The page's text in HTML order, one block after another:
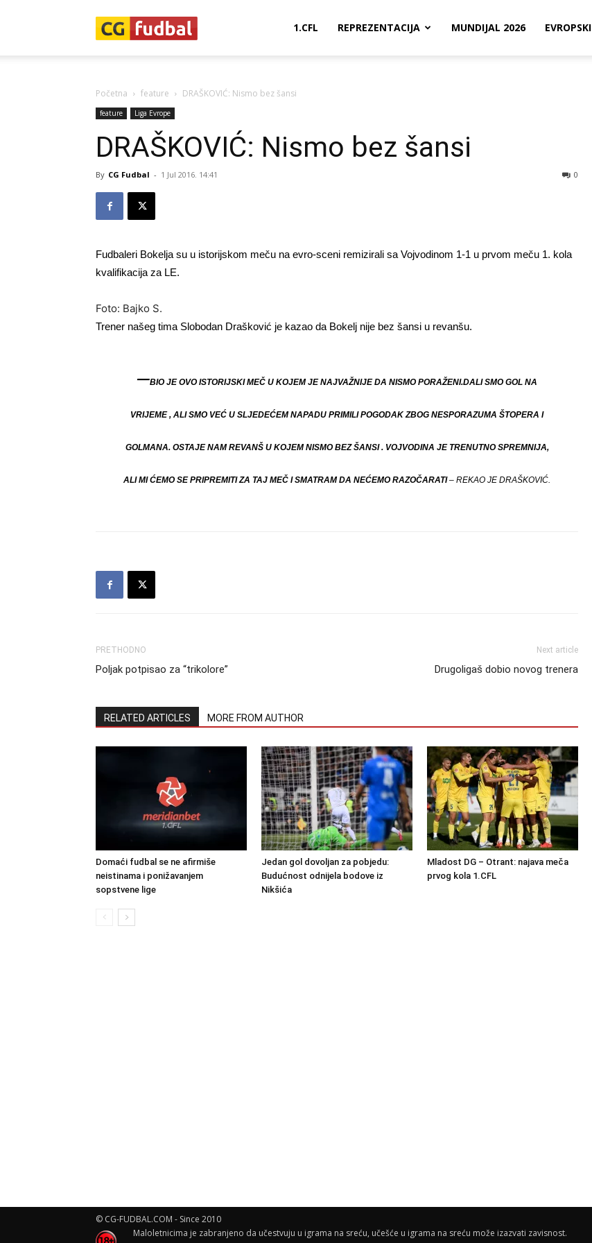
1.CFL REPREZENTACIJA MUNDIJAL 2026 EVROPSKI
Početna feature DRAŠKOVIĆ: Nismo bez šansi
feature Liga Evrope
DRAŠKOVIĆ: Nismo bez šansi
By CG Fudbal - 1 Jul 2016. 14:41 0
Fudbaleri Bokelja su u istorijskom meču na evro-sceni remizirali sa Vojvodinom 1-1 u prvom meču 1. kola
kvalifikacija za LE.
Foto: Bajko S.
Trener našeg tima Slobodan Drašković je kazao da Bokelj nije bez šansi u revanšu.
–BIO JE OVO ISTORIJSKI MEČ U KOJEM JE NAJVAŽNIJE DA NISMO PORAŽENI.DALI SMO GOL NA
VRIJEME , ALI SMO VEĆ U SLJEDEĆEM NAPADU PRIMILI POGODAK ZBOG NESPORAZUMA ŠTOPERA I
GOLMANA. OSTAJE NAM REVANŠ U KOJEM NISMO BEZ ŠANSI . VOJVODINA JE TRENUTNO SPREMNIJA,
ALI MI ĆEMO SE PRIPREMITI ZA TAJ MEČ I SMATRAM DA NEĆEMO RAZOČARATI– REKAO JE DRAŠKOVIĆ.
PRETHODNO
Poljak potpisao za “trikolore”
Next article
Drugoligaš dobio novog trenera
RELATED ARTICLES MORE FROM AUTHOR
Domaći fudbal se ne afirmiše
neistinama i ponižavanjem
sopstvene lige
Jedan gol dovoljan za pobjedu:
Budućnost odnijela bodove iz
Nikšića
Mladost DG – Otrant: najava meča
prvog kola 1.CFL
© CG-FUDBAL.COM - Since 2010
Maloletnicima je zabranjeno da učestvuju u igrama na sreću, učešće u igrama na sreću može izazvati zavisnost.